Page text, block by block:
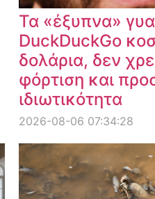
Τα «έξυπνα»
DuckDuckGo
δολάρια, δεν
φόρτιση και
ιδιωτικότητα
2026-08-06 07:34:28